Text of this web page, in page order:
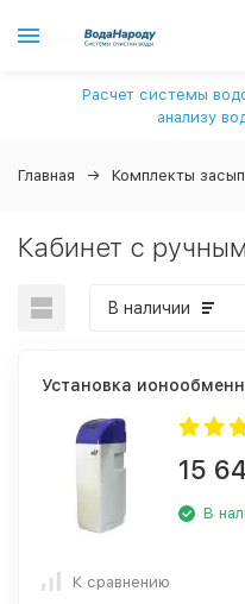
Расчет системы
анализу
Главная Комплекты
Кабинет с
В наличии
Установка
15
В
К сравнению